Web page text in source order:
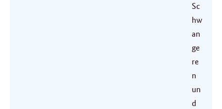
Sc
hw
an
ge
re
n
un
d